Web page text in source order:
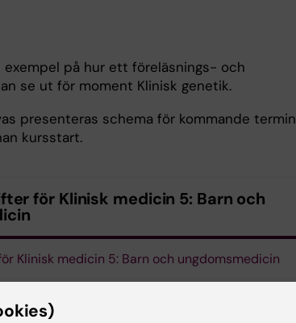
exempel på hur ett föreläsnings- och
se ut för moment Klinisk genetik.
presenteras schema för kommande termin
kursstart.
för Klinisk medicin 5: Barn och
Klinisk medicin 5: Barn och ungdomsmedicin